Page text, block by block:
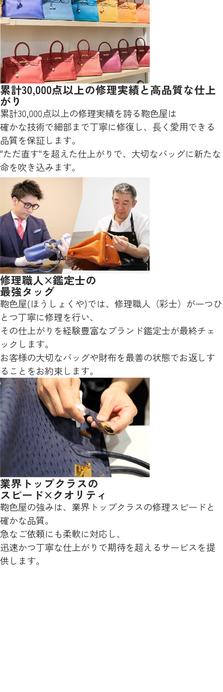
累計30,000点以上の修理実績と高品質な仕上
がり
累計30,000点以上の修理実績を誇る鞄色屋は
確かな技術で細部まで丁寧に修復し、長く愛用できる
品質を保証します。
"ただ直す"を超えた仕上がりで、大切なバッグに新たな
命を吹き込みます。
修理職人×鑑定士の
最強タッグ
鞄色屋(ほうしょくや)では、修理職人（彩士）が一つひ
とつ丁寧に修理を行い、
その仕上がりを経験豊富なブランド鑑定士が最終チェ
ックします。
お客様の大切なバッグや財布を最善の状態でお返しす
ることをお約束します。
業界トップクラスの
スピード×クオリティ
鞄色屋の強みは、業界トップクラスの修理スピードと
確かな品質。
急なご依頼にも柔軟に対応し、
迅速かつ丁寧な仕上がりで期待を超えるサービスを提
供します。